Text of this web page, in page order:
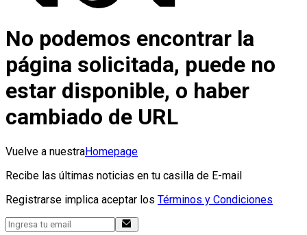
No podemos encontrar la
página solicitada, puede no
estar disponible, o haber
cambiado de URL
Vuelve a nuestraHomepage
Recibe las últimas noticias en tu casilla de E-mail
Registrarse implica aceptar los Términos y Condiciones